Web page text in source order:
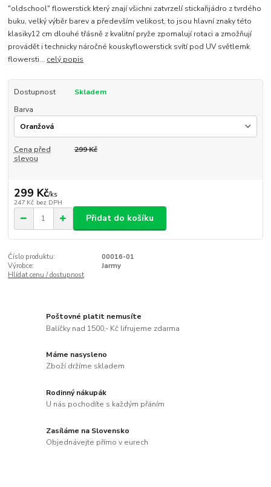
"oldschool" flowerstick který znají všichni zatvrzelí stickařijádro z tvrdého
buku, velký výběr barev a především velikost, to jsou hlavní znaky této
klasiky12 cm dlouhé třásně z kvalitní pryže zpomalují rotaci a zmožňují
provádět i technicky náročné kouskyflowerstick svítí pod UV světlemk
flowersti... celý popis
Dostupnost
Skladem
Barva
Cena před
slevou
299 Kč
299 Kč/ks
247 Kč bez DPH
Přidat do košíku
Číslo produktu:
00016-01
Výrobce:
Jarmy
Hlídat cenu / dostupnost
Poštovné platit nemusíte
Balíčky nad 1500,- Kč lifrujeme zdarma
Máme nasysleno
Zboží držíme skladem
Rodinný nákupák
U nás pochodíte s každým přáním
Zasíláme na Slovensko
Objednávejte přímo v eurech